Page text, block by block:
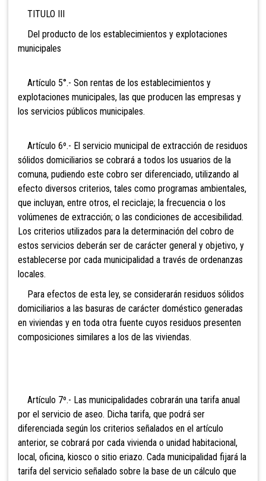
TITULO III
Del producto de los establecimientos y explotaciones
municipales
Artículo 5°.- Son rentas de los establecimientos y
explotaciones municipales, las que producen las empresas y
los servicios públicos municipales.
Artículo 6º.- El servicio municipal de extracción de residuos
sólidos domiciliarios se cobrará a todos los usuarios de la
comuna, pudiendo este cobro ser diferenciado, utilizando al
efecto diversos criterios, tales como programas ambientales,
que incluyan, entre otros, el reciclaje; la frecuencia o los
volúmenes de extracción; o las condiciones de accesibilidad.
Los criterios utilizados para la determinación del cobro de
estos servicios deberán ser de carácter general y objetivo, y
establecerse por cada municipalidad a través de ordenanzas
locales.
Para efectos de esta ley, se considerarán residuos sólidos
domiciliarios a las basuras de carácter doméstico generadas
en viviendas y en toda otra fuente cuyos residuos presenten
composiciones similares a los de las viviendas.
Artículo 7º.- Las municipalidades cobrarán una tarifa anual
por el servicio de aseo. Dicha tarifa, que podrá ser
diferenciada según los criterios señalados en el artículo
anterior, se cobrará por cada vivienda o unidad habitacional,
local, oficina, kiosco o sitio eriazo. Cada municipalidad fijará la
tarifa del servicio señalado sobre la base de un cálculo que